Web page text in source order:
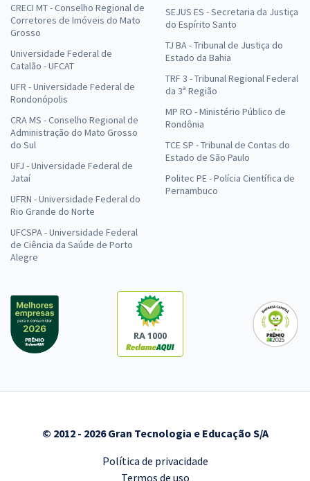
CRECI MT - Conselho Regional de
Corretores de Imóveis do Mato
Grosso
Universidade Federal de
Catalão - UFCAT
UFR - Universidade Federal de
Rondonópolis
CRA MS - Conselho Regional de
Administração do Mato Grosso
do Sul
UFJ - Universidade Federal de
Jataí
UFRN - Universidade Federal do
Rio Grande do Norte
UFCSPA - Universidade Federal
de Ciência da Saúde de Porto
Alegre
SEJUS ES - Secretaria da Justiça
do Espírito Santo
TJ BA - Tribunal de Justiça do
Estado da Bahia
TRF 3 - Tribunal Regional Federal
da 3ª Região
MP RO - Ministério Público de
Rondônia
TCE SP - Tribunal de Contas do
Estado de São Paulo
Politec PE - Polícia Científica de
Pernambuco
RA 1000
© 2012 - 2026 Gran Tecnologia e Educação S/A
Política de privacidade
Termos de uso